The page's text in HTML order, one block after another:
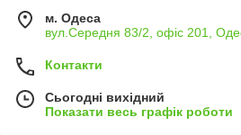
м. Одеса
вул.Середня 83/2, офіс 201,
Контакти
Сьогодні вихідний
Показати весь графік роботи